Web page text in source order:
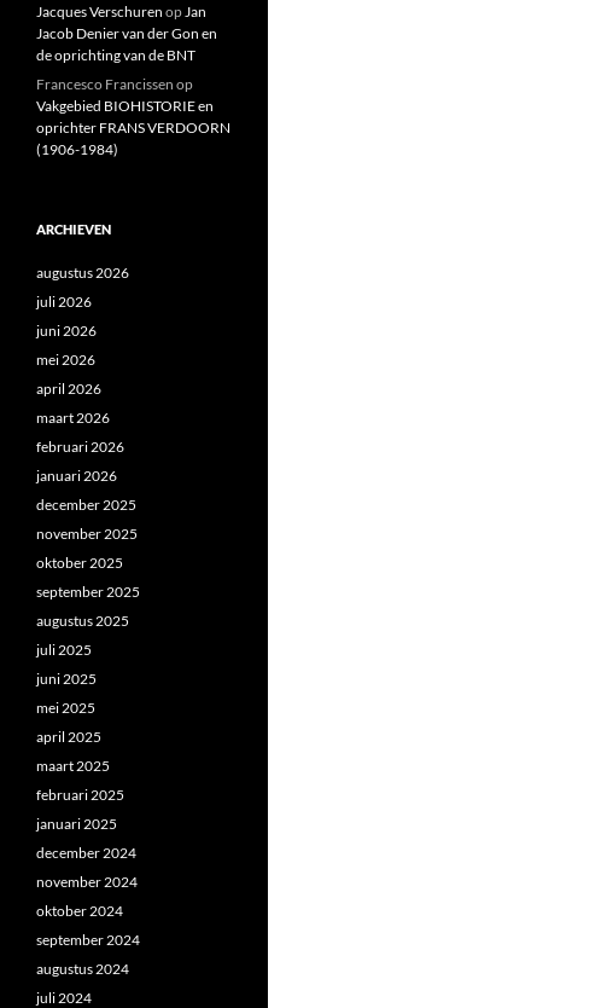
Jacques Verschuren op Jan
Jacob Denier van der Gon en
de oprichting van de BNT
Francesco Francissen op
Vakgebied BIOHISTORIE en
oprichter FRANS VERDOORN
(1906-1984)
ARCHIEVEN
augustus 2026
juli 2026
juni 2026
mei 2026
april 2026
maart 2026
februari 2026
januari 2026
december 2025
november 2025
oktober 2025
september 2025
augustus 2025
juli 2025
juni 2025
mei 2025
april 2025
maart 2025
februari 2025
januari 2025
december 2024
november 2024
oktober 2024
september 2024
augustus 2024
juli 2024